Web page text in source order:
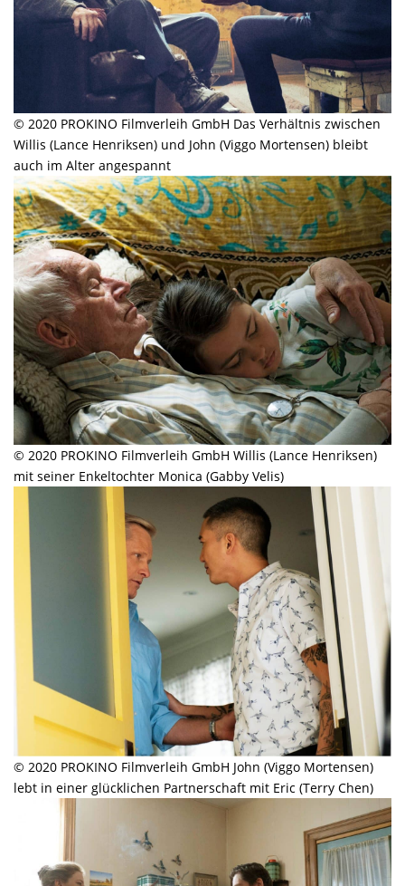
© 2020 PROKINO Filmverleih GmbH Das Verhältnis zwischen
Willis (Lance Henriksen) und John (Viggo Mortensen) bleibt
auch im Alter angespannt
© 2020 PROKINO Filmverleih GmbH Willis (Lance Henriksen)
mit seiner Enkeltochter Monica (Gabby Velis)
© 2020 PROKINO Filmverleih GmbH John (Viggo Mortensen)
lebt in einer glücklichen Partnerschaft mit Eric (Terry Chen)